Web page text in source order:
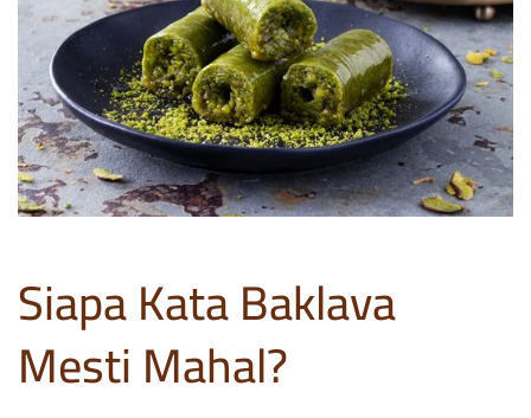
Siapa Kata Baklava
Mesti Mahal?